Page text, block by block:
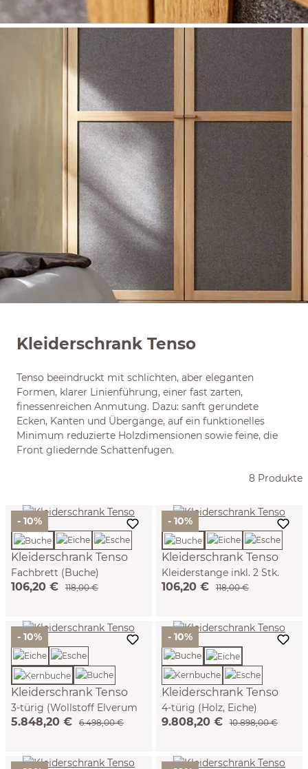
Kleiderschrank Tenso
Tenso beeindruckt mit schlichten, aber eleganten
Formen, klarer Linienführung, einer fast zarten,
finessenreichen Anmutung. Dazu: sanft gerundete
Ecken, Kanten und Übergänge, auf ein funktionelles
Minimum reduzierte Holzdimensionen sowie feine, die
Front gliedernde Schattenfugen.
8 Produkte
- 10%
Kleiderschrank Tenso
Fachbrett (Buche)
106,20 € 118,00 €
- 10%
Kleiderschrank Tenso
Kleiderstange inkl. 2 Stk.
Halterungen (Buche)
106,20 € 118,00 €
- 10%
Kleiderschrank Tenso
3-türig (Wollstoff Elverum
mocca, Kernbuche)
5.848,20 € 6.498,00 €
- 10%
Kleiderschrank Tenso
4-türig (Holz, Eiche)
9.808,20 € 10.898,00 €